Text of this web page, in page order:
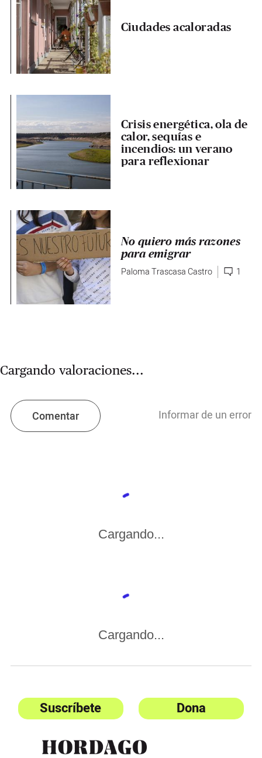
Ciudades acaloradas
Crisis energética, ola de
calor, sequías e
incendios: un verano
para reflexionar
No quiero más razones
para emigrar
Paloma Trascasa Castro 1
Cargando valoraciones...
Comentar Informar de un error
Cargando...
Cargando...
Suscríbete Dona